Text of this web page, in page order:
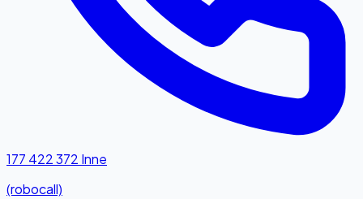
177 422 372 Inne
(robocall)